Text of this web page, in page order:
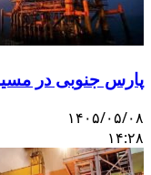
پارس جنوبی در
۱۴۰۵/۰۵/۰۸
۱۴:۲۸